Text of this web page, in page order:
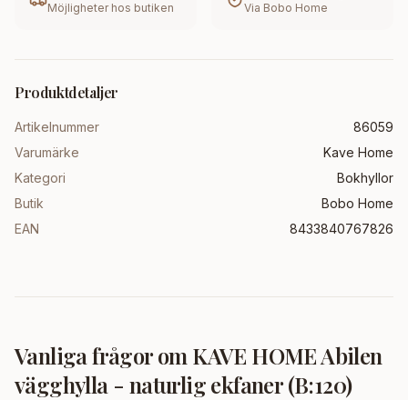
Möjligheter hos butiken Via Bobo Home
Produktdetaljer
Artikelnummer
86059
Varumärke
Kave Home
Kategori
Bokhyllor
Butik
Bobo Home
EAN
8433840767826
Vanliga frågor om KAVE HOME Abilen
vägghylla - naturlig ekfaner (B:120)